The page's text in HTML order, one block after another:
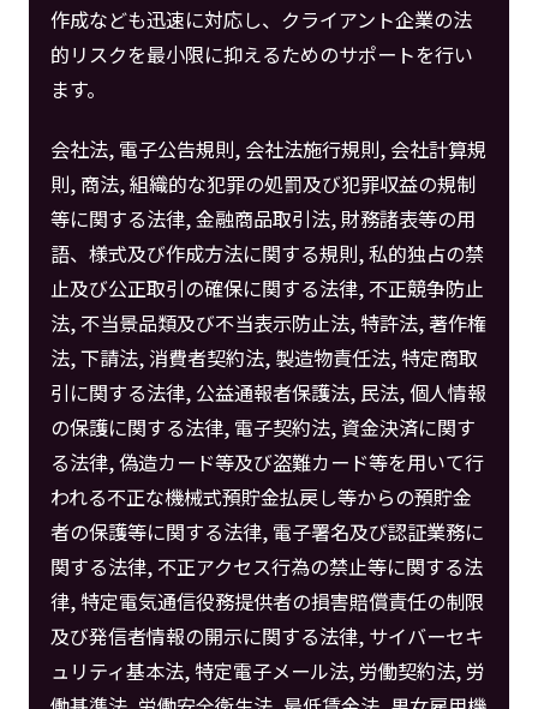
作成なども迅速に対応し、クライアント企業の法
的リスクを最小限に抑えるためのサポートを行い
ます。
会社法, 電子公告規則, 会社法施行規則, 会社計算規
則, 商法, 組織的な犯罪の処罰及び犯罪収益の規制
等に関する法律, 金融商品取引法, 財務諸表等の用
語、様式及び作成方法に関する規則, 私的独占の禁
止及び公正取引の確保に関する法律, 不正競争防止
法, 不当景品類及び不当表示防止法, 特許法, 著作権
法, 下請法, 消費者契約法, 製造物責任法, 特定商取
引に関する法律, 公益通報者保護法, 民法, 個人情報
の保護に関する法律, 電子契約法, 資金決済に関す
る法律, 偽造カード等及び盗難カード等を用いて行
われる不正な機械式預貯金払戻し等からの預貯金
者の保護等に関する法律, 電子署名及び認証業務に
関する法律, 不正アクセス行為の禁止等に関する法
律, 特定電気通信役務提供者の損害賠償責任の制限
及び発信者情報の開示に関する法律, サイバーセキ
ュリティ基本法, 特定電子メール法, 労働契約法, 労